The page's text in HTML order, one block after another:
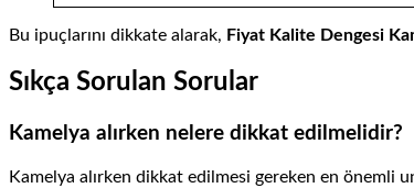
Bu ipuçlarını dikkate alarak, Fiyat Kalite Dengesi
Sıkça Sorulan Sorular
Kamelya alırken nelere dikkat edilmelidir?
Kamelya alırken dikkat edilmesi gereken en